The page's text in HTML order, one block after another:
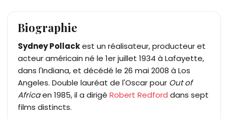
Biographie
Sydney Pollackest un réalisateur, producteur et
acteur américain né le 1er juillet 1934 à Lafayette,
dans l'Indiana, et décédé le 26 mai 2008 à Los
Angeles. Double lauréat de l'Oscar pour Out of
Africaen 1985, il a dirigé Robert Redford dans sept
films distincts.